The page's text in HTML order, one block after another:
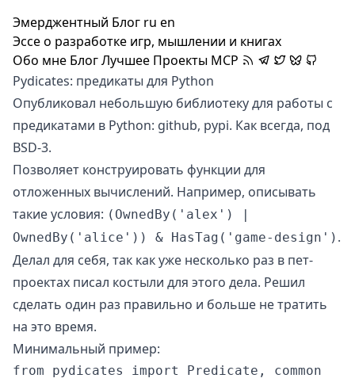
Эмерджентный Блог ru en
Эссе о разработке игр, мышлении и книгах
Обо мне БлогЛучшее Проекты MCP
Pydicates: предикаты для Python
Опубликовал небольшую библиотеку для работы с
предикатами в Python: github, pypi. Как всегда, под
BSD-3.
Позволяет конструировать функции для
отложенных вычислений. Например, описывать
такие условия: (OwnedBy('alex') |
OwnedBy('alice')) & HasTag('game-design') .
Делал для себя, так как уже несколько раз в пет-
проектах писал костыли для этого дела. Решил
сделать один раз правильно и больше не тратить
на это время.
Минимальный пример:
from pydicates import Predicate, common